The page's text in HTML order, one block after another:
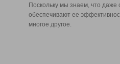
Поскольку мы знаем, что
обеспечивают ее
многое другое.